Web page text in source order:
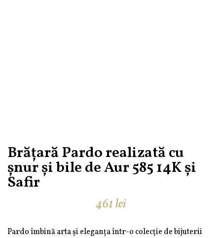
Brățară Pardo realizată cu
șnur și bile de Aur 585 14K și
Safir
461lei
Pardo îmbină arta și eleganța într-o colecție de bijuterii